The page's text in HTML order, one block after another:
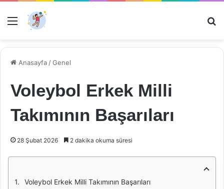
Menü
Anasayfa /Genel
Voleybol Erkek Milli
Takımının Başarıları
28 Şubat 2026 2 dakika okuma süresi
Voleybol Erkek Milli Takımının Başarıları